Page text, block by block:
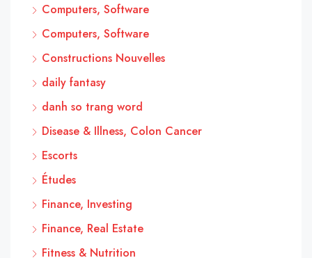
Computers, Software
Computers, Software
Constructions Nouvelles
daily fantasy
danh so trang word
Disease & Illness, Colon Cancer
Escorts
Études
Finance, Investing
Finance, Real Estate
Fitness & Nutrition